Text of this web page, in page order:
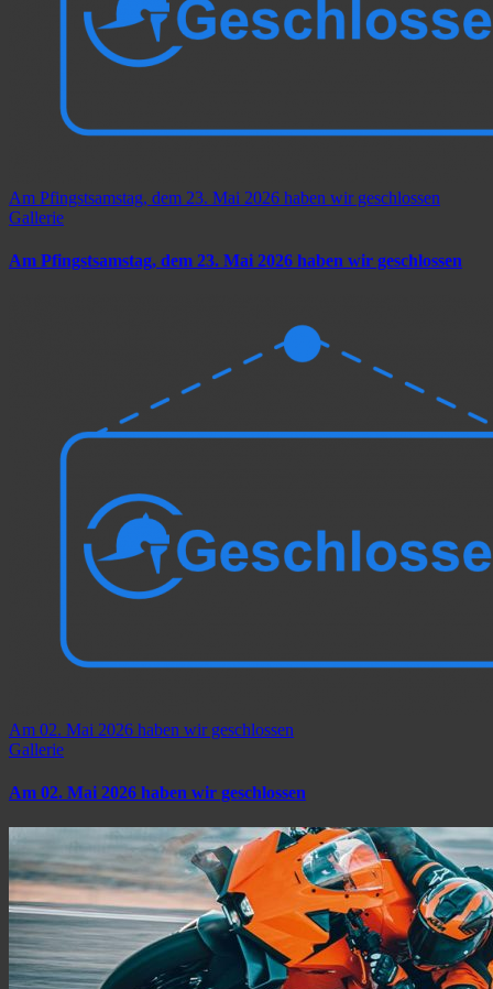
Am Pfingstsamstag, dem 23. Mai 2026 haben wir geschlossen
Gallerie
Am Pfingstsamstag, dem 23. Mai 2026 haben wir geschlossen
Am 02. Mai 2026 haben wir geschlossen
Gallerie
Am 02. Mai 2026 haben wir geschlossen